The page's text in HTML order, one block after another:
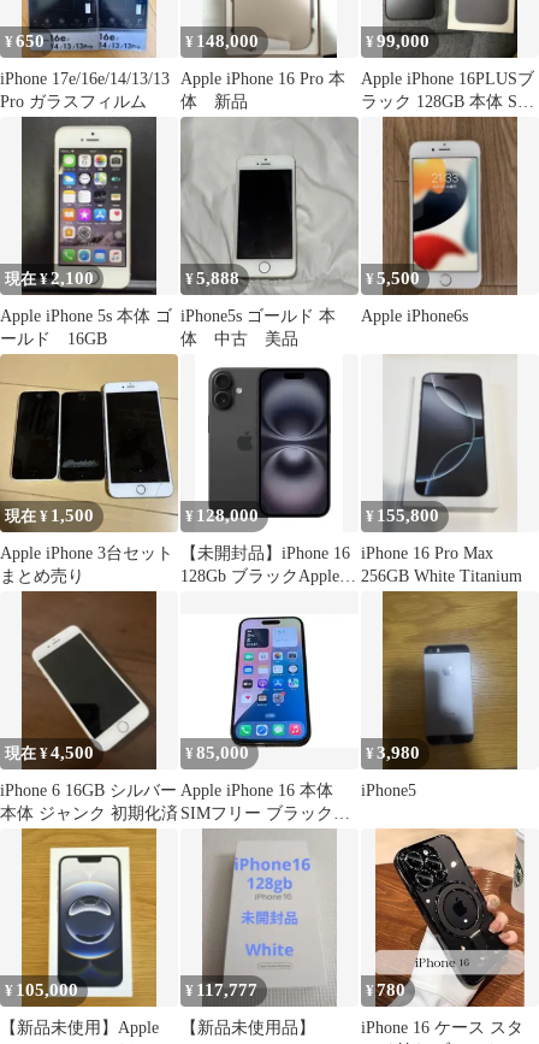
¥650
iPhone 17e/16e/14/13/13
Pro ガラスフィルム
¥ 148,000
Apple iPhone 16 Pro 本
体 新品
¥99,000
Apple iPhone 16PLUSブ
ラック 128GB 本体 SIM
フリー
現在 ¥2,100
Apple iPhone 5s 本体 ゴ
ールド 16GB
¥5,888
iPhone5s ゴールド 本
体 中古 美品
¥5,500
Apple iPhone6s
現在 ¥ 1,500
Apple iPhone 3台セット
まとめ売り
¥ 128,000
【未開封品】iPhone 16
128Gb ブラックApple版
¥ 155,800
iPhone 16 Pro Max
256GB White Titanium
現在 ¥4,500
iPhone 6 16GB シルバー
本体 ジャンク 初期化済
¥85,000
Apple iPhone 16 本体
SIMフリー ブラック
¥3,980
iPhone5
¥ 105,000
【新品未使用】Apple
¥ 117,777
【新品未使用品】
¥780
iPhone 16 ケース スタ